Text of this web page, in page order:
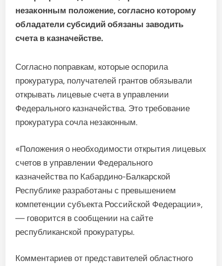
незаконным положение, согласно которому
обладатели субсидий обязаны заводить
счета в казначействе.
Согласно поправкам, которые оспорила
прокуратура, получателей грантов обязывали
открывать лицевые счета в управлении
Федерального казначейства. Это требование
прокуратура сочла незаконным.
«Положения о необходимости открытия лицевых
счетов в управлении Федерального
казначейства по Кабардино-Балкарской
Республике разработаны с превышением
компетенции субъекта Российской Федерации»,
— говорится в сообщении на сайте
республиканской прокуратуры.
Комментариев от представителей областного